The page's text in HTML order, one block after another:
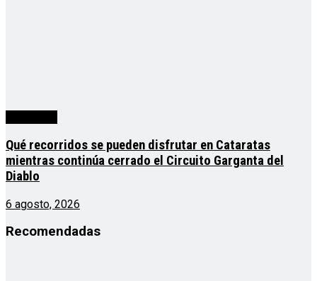
Qué recorridos se pueden disfrutar en Cataratas
mientras continúa cerrado el Circuito Garganta del
Diablo
6 agosto, 2026
Recomendadas